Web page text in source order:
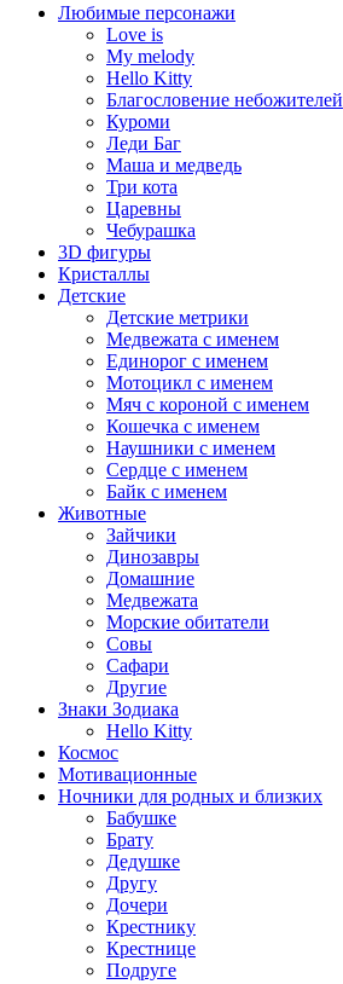
Любимые персонажи
Love is
My melody
Hello Kitty
Благословение небожителей
Куроми
Леди Баг
Маша и медведь
Три кота
Царевны
Чебурашка
3D фигуры
Кристаллы
Детские
Детские метрики
Медвежата с именем
Единорог с именем
Мотоцикл с именем
Мяч с короной с именем
Кошечка с именем
Наушники с именем
Сердце с именем
Байк с именем
Животные
Зайчики
Динозавры
Домашние
Медвежата
Морские обитатели
Совы
Сафари
Другие
Знаки Зодиака
Hello Kitty
Космос
Мотивационные
Ночники для родных и близких
Бабушке
Брату
Дедушке
Другу
Дочери
Крестнику
Крестнице
Подруге